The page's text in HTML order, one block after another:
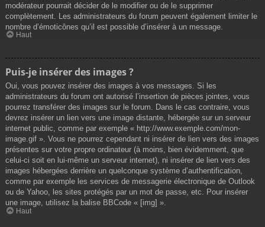
modérateur pourrait décider de le modifier ou de le supprimer
complètement. Les administrateurs du forum peuvent également limiter le
nombre d’émoticônes qu’il est possible d’insérer à un message.
Haut
Puis-je insérer des images ?
Oui, vous pouvez insérer des images à vos messages. Si les
administrateurs du forum ont autorisé l’insertion de pièces jointes, vous
pourrez transférer des images sur le forum. Dans le cas contraire, vous
devrez insérer un lien vers une image distante, hébergée sur un serveur
internet public, comme par exemple « http://www.exemple.com/mon-
image.gif ». Vous ne pourrez cependant ni insérer de lien vers des images
présentes sur votre propre ordinateur (à moins, bien évidemment, que
celui-ci soit en lui-même un serveur internet), ni insérer de lien vers des
images hébergées derrière un quelconque système d’authentification,
comme par exemple les services de messagerie électronique de Outlook
ou de Yahoo, les sites protégés par un mot de passe, etc. Pour insérer
une image, utilisez la balise BBCode « [img] ».
Haut